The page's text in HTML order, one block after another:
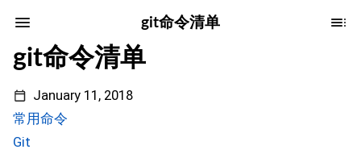
git命令清单
git命令清单
January 11, 2018
常用命令
Git